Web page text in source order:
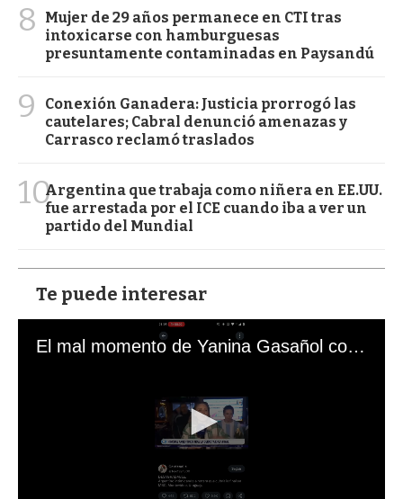
8
Mujer de 29 años permanece en CTI tras
intoxicarse con hamburguesas
presuntamente contaminadas en Paysandú
9
Conexión Ganadera: Justicia prorrogó las
cautelares; Cabral denunció amenazas y
Carrasco reclamó traslados
10Argentina que trabaja como niñera en EE.UU.
fue arrestada por el ICE cuando iba a ver un
partido del Mundial
Te puede interesar
El mal momento de Yanina Gasañol con un hincha argentino en "Subrayado"